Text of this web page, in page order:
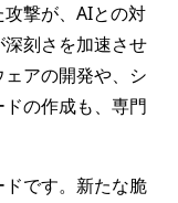
撃が、AIとの対
刻さを加速させ
アの開発や、シ
の作成も、専門
です。新たな脆